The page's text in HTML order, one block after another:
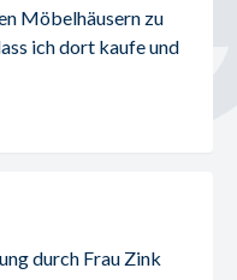
Möbelhäusern zu
ich dort kaufe und
durch Frau Zink